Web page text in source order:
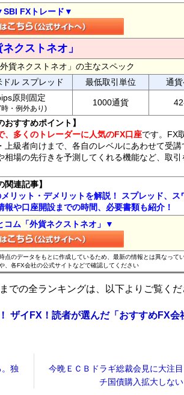
FXトレード▼
クストネオ」
貨ネクストネオ」の主なスペック
ル スプレッド 最低取引単位
通
原則固定
・例外あり)
1000通貨
すすめポイント】
、多くのトレーダーに人気のFX口座です。FX
級者向けまで、各自のレベルにあわせて受講
場の先行きを予測してくれる機能など、取引
連記事】
リット・デメリットを解説！ スプレッド、ス
や口座開設までの時間、必要書類も紹介！
コム「外貨ネクストネオ」▼
のデータをもとに作成しているため、最新の情報とは異なって
、各FX会社の公式サイトなどで確認してください
での全ランキングは、以下よりご覧くだ
ザイFX！読者が選んだ「おすすめFX会
独
今晩ＥＣＢドラギ総裁会見に大注
チ国債購入拡大しない